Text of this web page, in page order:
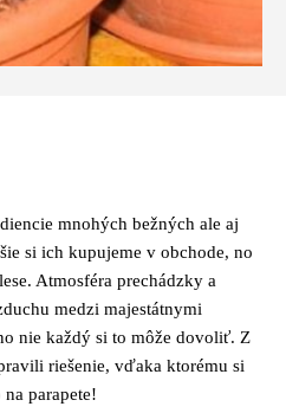
mnohých bežných ale aj
si ich kupujeme v obchode, no
Atmosféra prechádzky a
medzi majestátnymi
nie každý si to môže dovoliť. Z
riešenie, vďaka ktorému si
parapete!